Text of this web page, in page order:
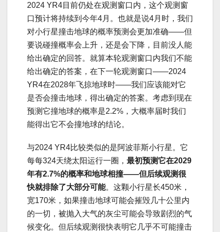
2024 YR4目前仍处在观测窗口内，这个观测窗
口预计将持续到今年4月。也就是说4月时，我们
对小行星撞击地球的概率预测会更加准确——但
要说碰撞概率会上升，还是会下降，目前没人能
给出确定的回答。就算本轮观测窗口内我们不能
给出确定的答案，在下一轮观测窗口——2024
YR4在2028年飞掠地球时——我们应该能对它
是否会撞击地球，得出确定的答案。考虑到现在
预测它撞地球的概率是2.2%，大概率届时我们
能得出它不会撞地球的结论。
与2024 YR4比较类似的是阿波菲斯小行星。它
每每324天绕太阳运行一圈， 最初预测它在2029
年有2.7%的概率和地球相撞——但后续观测很
快就排除了大部分可能。这颗小行星长450米，
宽170米，如果撞击地球可能会摧毁几十公里内
的一切，被抛入大气的灰尘可能会导致剧烈的气
候变化。但后续观测很快表明它几乎不可能撞击